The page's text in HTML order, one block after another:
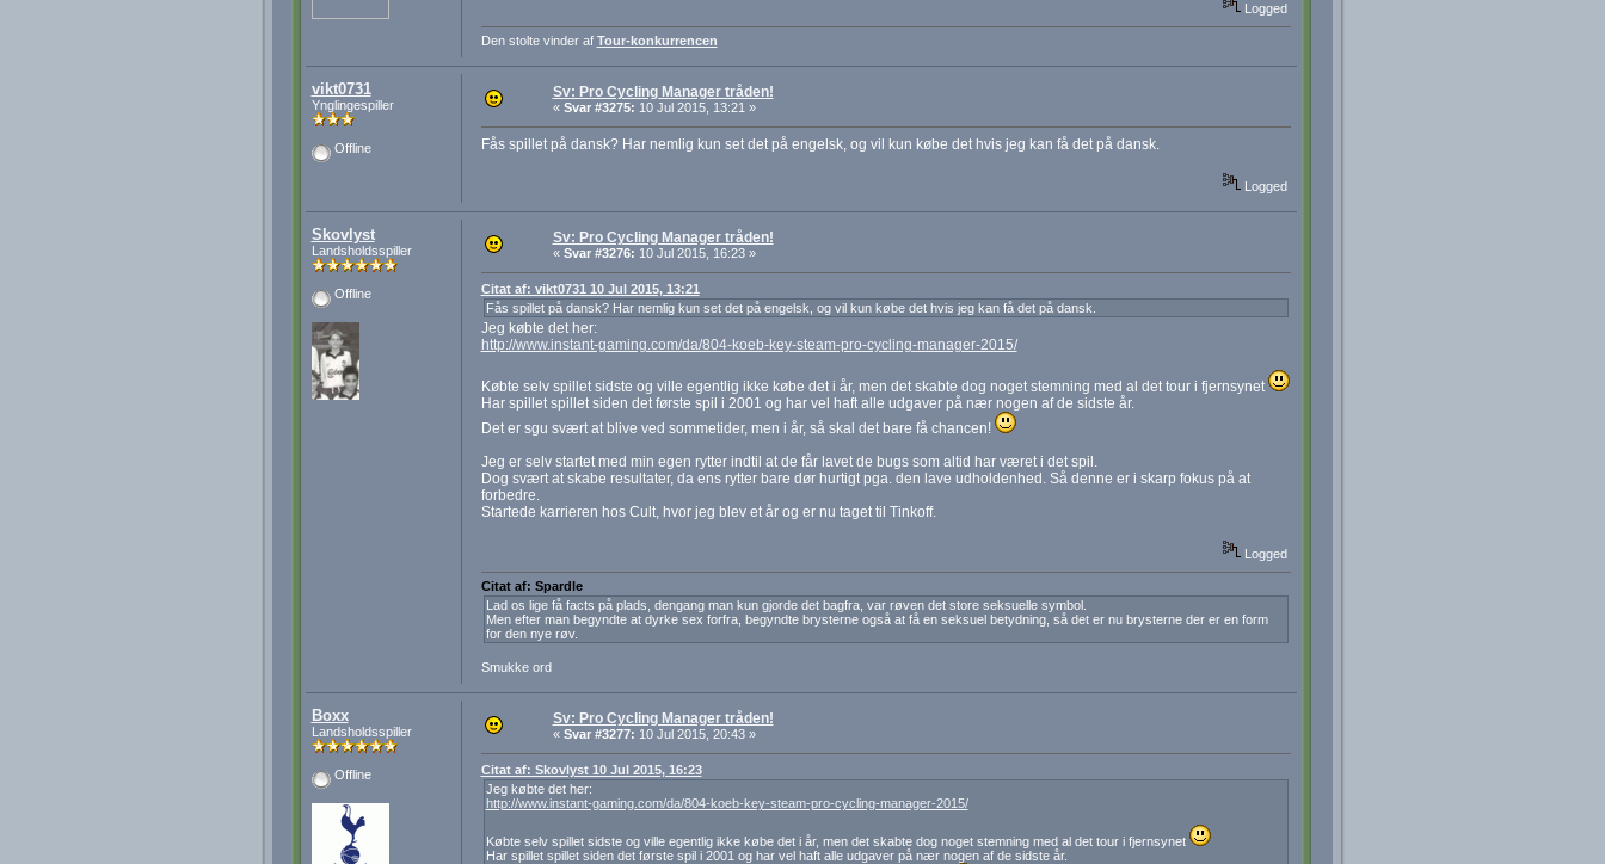
Logged
Den stolte vinder af Tour-konkurrencen
vikt0731
Ynglingespiller
Offline
Sv: Pro Cycling Manager tråden!
« Svar #3275: 10 Jul 2015, 13:21 »
Fås spillet på dansk? Har nemlig kun set det på engelsk, og vil kun købe det hvis jeg kan få det på dansk.
Logged
Skovlyst
Landsholdsspiller
Offline
Sv: Pro Cycling Manager tråden!
« Svar #3276: 10 Jul 2015, 16:23 »
Citat af: vikt0731 10 Jul 2015, 13:21
Fås spillet på dansk? Har nemlig kun set det på engelsk, og vil kun købe det hvis jeg kan få det på dansk.
Jeg købte det her:
http://www.instant-gaming.com/da/804-koeb-key-steam-pro-cycling-manager-2015/
Købte selv spillet sidste og ville egentlig ikke købe det i år, men det skabte dog noget stemning med al det tour i fjernsynet
Har spillet spillet siden det første spil i 2001 og har vel haft alle udgaver på nær nogen af de sidste år.
Det er sgu svært at blive ved sommetider, men i år, så skal det bare få chancen!
Jeg er selv startet med min egen rytter indtil at de får lavet de bugs som altid har været i det spil.
Dog svært at skabe resultater, da ens rytter bare dør hurtigt pga. den lave udholdenhed. Så denne er i skarp fokus på at
forbedre.
Startede karrieren hos Cult, hvor jeg blev et år og er nu taget til Tinkoff.
Logged
Citat af: Spardle
Lad os lige få facts på plads, dengang man kun gjorde det bagfra, var røven det store seksuelle symbol.
Men efter man begyndte at dyrke sex forfra, begyndte brysterne også at få en seksuel betydning, så det er nu brysterne der er en form
for den nye røv.
Smukke ord
Boxx
Landsholdsspiller
Offline
Sv: Pro Cycling Manager tråden!
« Svar #3277: 10 Jul 2015, 20:43 »
Citat af: Skovlyst 10 Jul 2015, 16:23
Jeg købte det her:
http://www.instant-gaming.com/da/804-koeb-key-steam-pro-cycling-manager-2015/
Købte selv spillet sidste og ville egentlig ikke købe det i år, men det skabte dog noget stemning med al det tour i fjernsynet
Har spillet spillet siden det første spil i 2001 og har vel haft alle udgaver på nær nogen af de sidste år.